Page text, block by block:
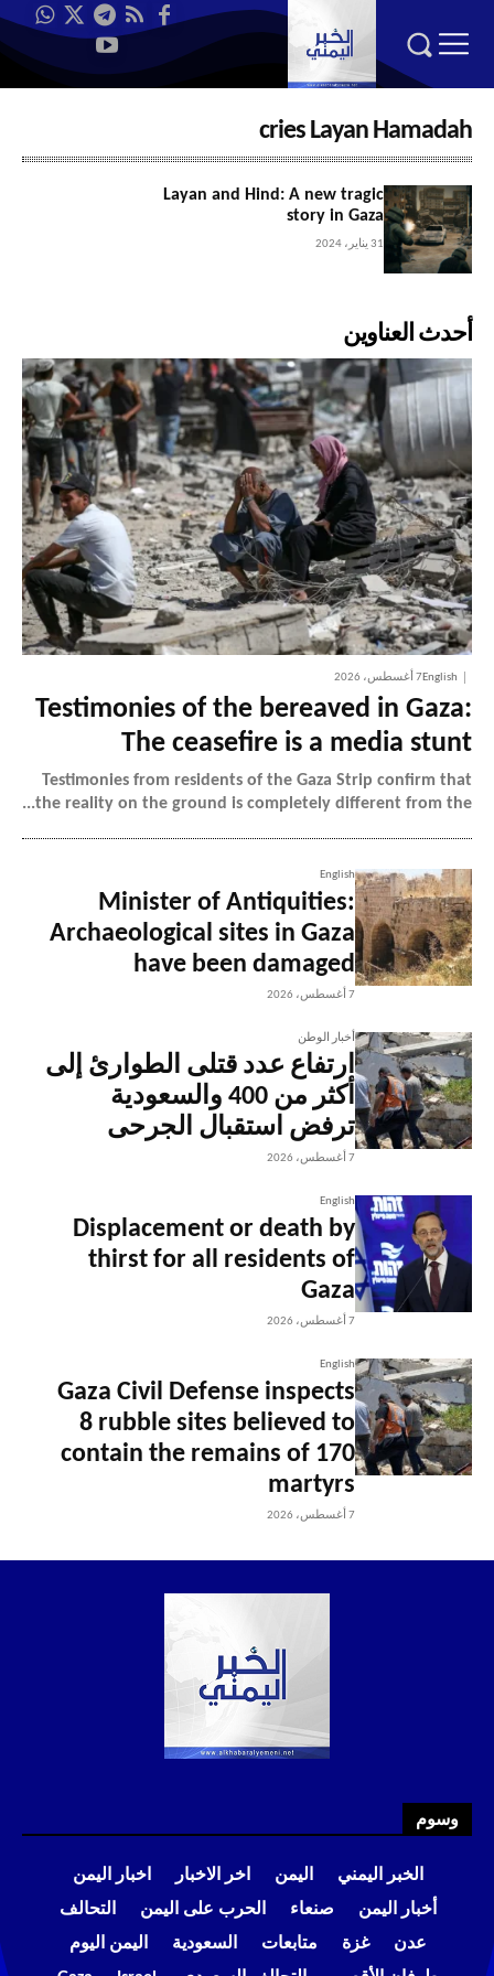
cries Layan Hamadah
Layan and Hind: A new tragic
story in Gaza
31 يناير، 2024
أحدث العناوين
English7 أغسطس، 2026
Testimonies of the bereaved in Gaza:
The ceasefire is a media stunt
Testimonies from residents of the Gaza Strip confirm that
the reality on the ground is completely different from the...
English
Minister of Antiquities:
Archaeological sites in Gaza
have been damaged
7 أغسطس، 2026
أخبار الوطن
ارتفاع عدد قتلى الطوارئ إلى
أكثر من 400 والسعودية
ترفض استقبال الجرحى
7 أغسطس، 2026
English
Displacement or death by
thirst for all residents of
Gaza
7 أغسطس، 2026
English
Gaza Civil Defense inspects
8 rubble sites believed to
contain the remains of 170
martyrs
7 أغسطس، 2026
وسوم
الخبر اليمني اليمن اخر الاخبار
اخبار اليمن
أخبار اليمن
صنعاء الحرب على اليمن
التحالف
عدن
غزة متابعات السعودية
اليمن اليوم